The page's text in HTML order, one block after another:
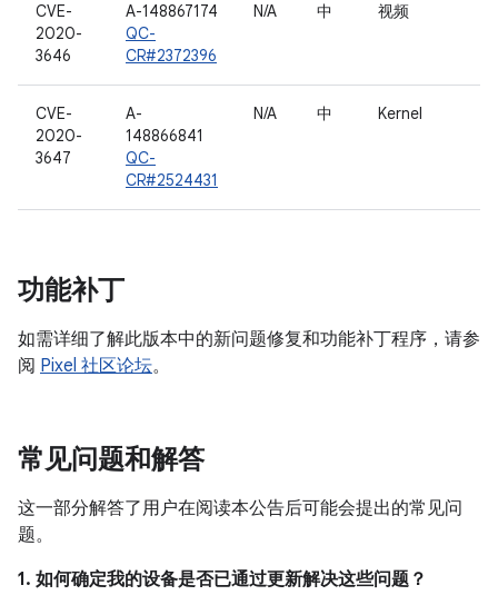
CVE-
2020-
3646
A-148867174
QC-
CR#2372396
N/A 中 视频
CVE-
2020-
3647
A-
148866841
QC-
CR#2524431
N/A 中 Kernel
功能补丁
如需详细了解此版本中的新问题修复和功能补丁程序，请参
阅 Pixel 社区论坛。
常见问题和解答
这一部分解答了用户在阅读本公告后可能会提出的常见问
题。
1. 如何确定我的设备是否已通过更新解决这些问题？